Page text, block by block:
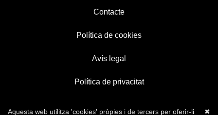
Contacte
Política de cookies
Avís legal
Política de privacitat
✖
Aquesta web utilitza 'cookies' pròpies i de tercers per oferir-li